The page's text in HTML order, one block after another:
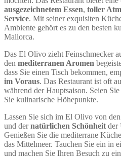
ausgezeichnetem Essen, toller
Service. Mit seiner exquisiten
Ambiente gehört es zu den besten
Mallorca.
Das El Olivo zieht Feinschmecker
den mediterranen Aromen
dass Sie einen Tisch bekommen,
im Voraus. Das Restaurant ist oft
während der Hauptsaison. Seien
Sie kulinarische Höhepunkte.
Lassen Sie sich im El Olivo von den
und dernatürlichen Schönheit der
Genießen Sie die mediterrane
das Mittelmeer. Tauchen Sie ein in
und machen Sie Ihren Besuch zu